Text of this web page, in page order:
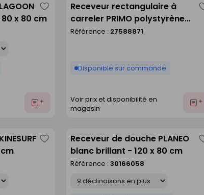
x 80 cm
Ajouter
Enregistrer
comme
Receveur rectangulaire à
carreler PRIMO polystyrène
extrudé centré haut.4cm
Référence : 27588871
Disponible sur commande
Voir prix et disponibilité en
magasin
Enregistrer
comme
Receveur de douche PLANEO
blanc brillant - 120 x 80 cm
Référence : 30166058